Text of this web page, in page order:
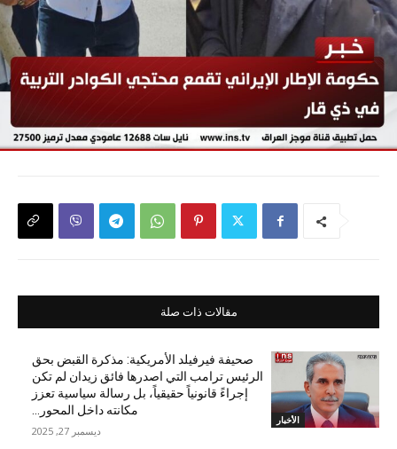
مقالات ذات صلة
الأخبار
صحيفة فيرفيلد الأمريكية: مذكرة القبض بحق
الرئيس ترامب التي اصدرها فائق زيدان لم تكن
إجراءً قانونياً حقيقياً، بل رسالة سياسية تعزز
مكانته داخل المحور...
ديسمبر 27, 2025